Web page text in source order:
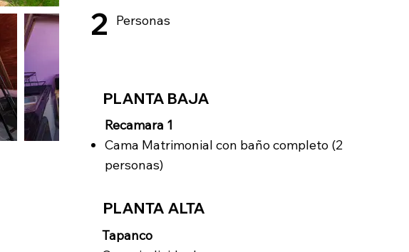
2 Personas
PLANTA BAJA
Recamara 1
Cama Matrimonial con baño completo (2
personas)​
PLANTA ALTA
Tapanco